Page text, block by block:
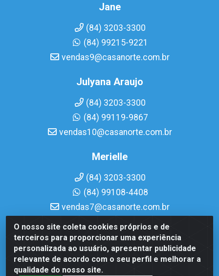
O nosso site coleta cookies próprios e de
terceiros para proporcionar uma experiência
personalizada ao usuário, apresentar publicidade
relevante de acordo com o seu perfil e melhorar a
qualidade do nosso site.
Jane
(84) 3203-3300
(84) 99215-9221
vendas9@casanorte.com.br
Julyana Araujo
(84) 3203-3300
(84) 99119-9867
vendas10@casanorte.com.br
Merielle
(84) 3203-3300
(84) 99108-4408
vendas7@casanorte.com.br
Casa Norte LTDA - Av. Interventor Mário Câmara, 1815 -
Dix-Sept Rosado, Natal/RN - CEP 59054-600 - CNPJ
08.713.513/0001-51